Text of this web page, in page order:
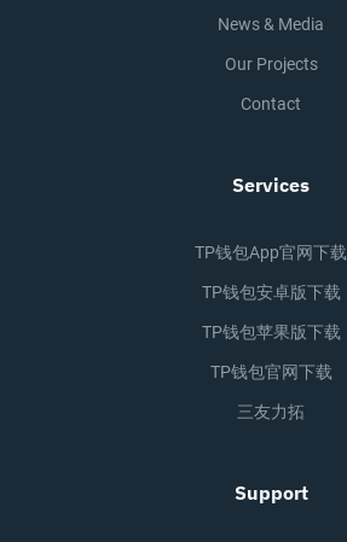
News & Media
Our Projects
Contact
Services
TP钱包app官网下载
TP钱包安卓版下载
TP钱包苹果版下载
TP钱包官网下载
三友力拓
Support